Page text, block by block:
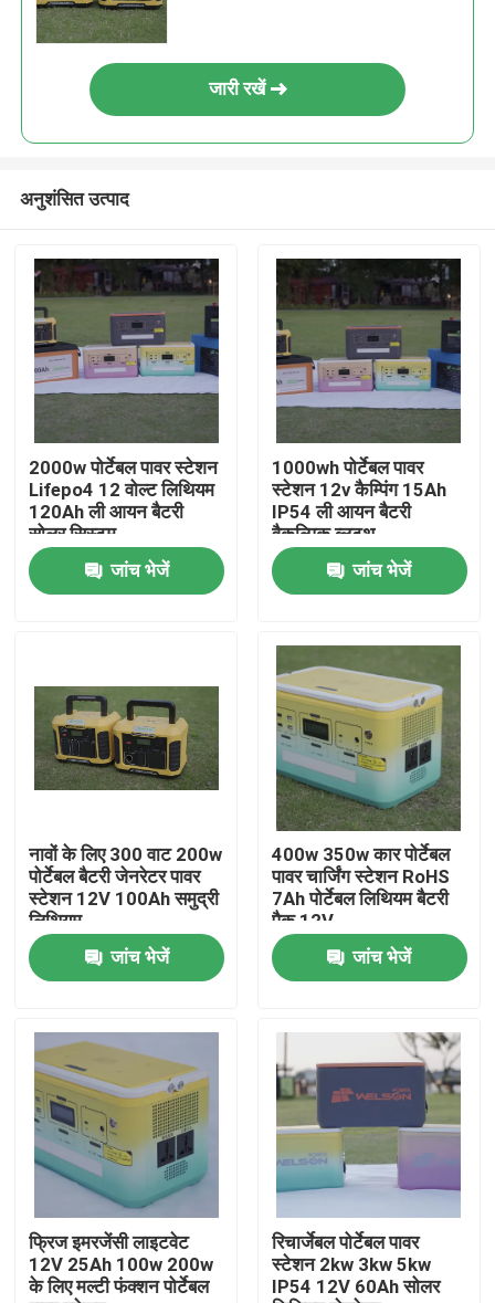
उत्पादों
कारखाना भ्रमण
गुणवत्ता नियंत्रण
एक उद्धरण की विनती करे
LiFePO4 बैटरी सेल
3.2v लाइफपो4 बैटरी
12 वी लाइफपो 4 बैटरी
जारी रखें
अनुशंसित उत्पाद
2000w पोर्टेबल पावर स्टेशन
Lifepo4 12 वोल्ट लिथियम
120Ah ली आयन बैटरी
सोलर सिस्टम
जांच भेजें
1000wh पोर्टेबल पावर
स्टेशन 12v कैम्पिंग 15Ah
IP54 ली आयन बैटरी
वैकल्पिक ब्लूटूथ
जांच भेजें
नावों के लिए 300 वाट 200w
पोर्टेबल बैटरी जेनरेटर पावर
स्टेशन 12V 100Ah समुद्री
लिथियम
जांच भेजें
400w 350w कार पोर्टेबल
पावर चार्जिंग स्टेशन RoHS
7Ah पोर्टेबल लिथियम बैटरी
पैक 12V
जांच भेजें
फ्रिज इमरजेंसी लाइटवेट
12V 25Ah 100w 200w
के लिए मल्टी फंक्शन पोर्टेबल
रिचार्जेबल पोर्टेबल पावर
स्टेशन 2kw 3kw 5kw
IP54 12V 60Ah सोलर